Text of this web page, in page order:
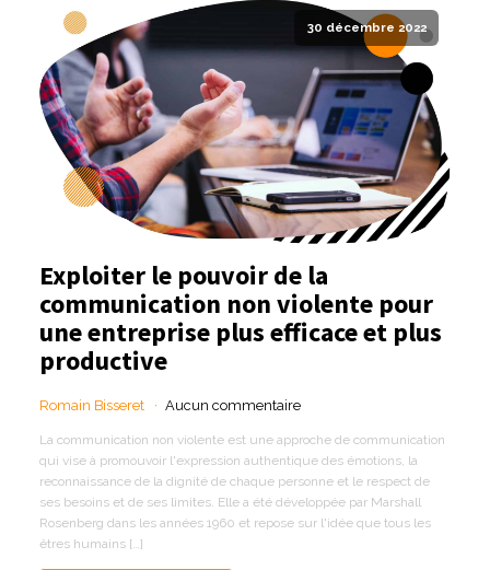
30 décembre 2022
Exploiter le pouvoir de la
communication non violente pour
une entreprise plus efficace et plus
productive
Romain Bisseret Aucun commentaire
La communication non violente est une approche de communication
qui vise à promouvoir l'expression authentique des émotions, la
reconnaissance de la dignité de chaque personne et le respect de
ses besoins et de ses limites. Elle a été développée par Marshall
Rosenberg dans les années 1960 et repose sur l'idée que tous les
êtres humains […]